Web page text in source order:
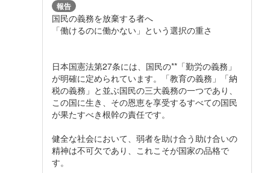
報告
国民の義務を放棄する者へ
「働けるのに働かない」という選択の重さ
日本国憲法第27条には、国民の**「勤労の義務」
が明確に定められています。「教育の義務」「納
税の義務」と並ぶ国民の三大義務の一つであり、
この国に生き、その恩恵を享受するすべての国民
が果たすべき根幹の責任です。
健全な社会において、弱者を助け合う助け合いの
精神は不可欠であり、これこそが国家の品格で
す。